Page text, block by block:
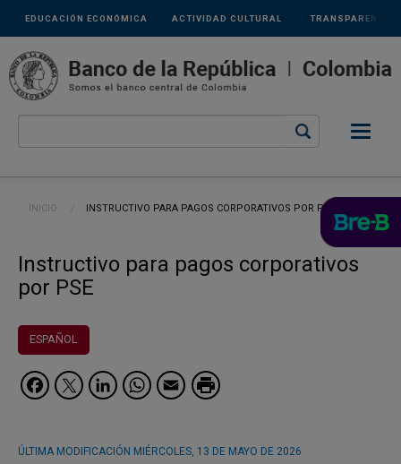
Pasar al contenido principal
Links
secundarios
ACTIVIDAD CULTURAL
EDUCACIÓN ECONÓMICA TRANSPARENCIA
Ruta de navegación
INICIO CURRENT:
INSTRUCTIVO PARA PAGOS CORPORATIVOS POR PSE
Instructivo para pagos corporativos
por PSE
ESPAÑOL
Facebook
Twitter
LinkedIn
WhatsApp
Email
ÚLTIMA MODIFICACIÓN MIÉRCOLES, 13 DE MAYO DE 2026